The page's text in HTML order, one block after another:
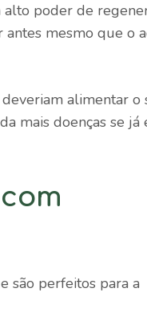
alto poder de
antes mesmo que o
alimentar o
mais doenças se já
são perfeitos para a